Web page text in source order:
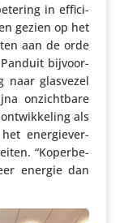
in effi­ci­
gezien op het
aan de orde
Panduit bijvoor­
naar glasvezel
onzicht­bare
als
ener­gie­ver­
“Koper­be­
energie dan